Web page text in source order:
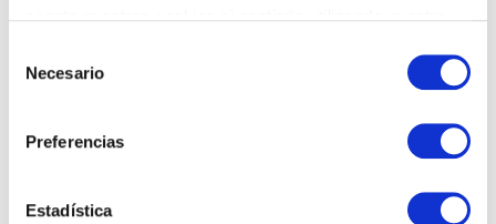
Necesario
Preferencias
Estadística